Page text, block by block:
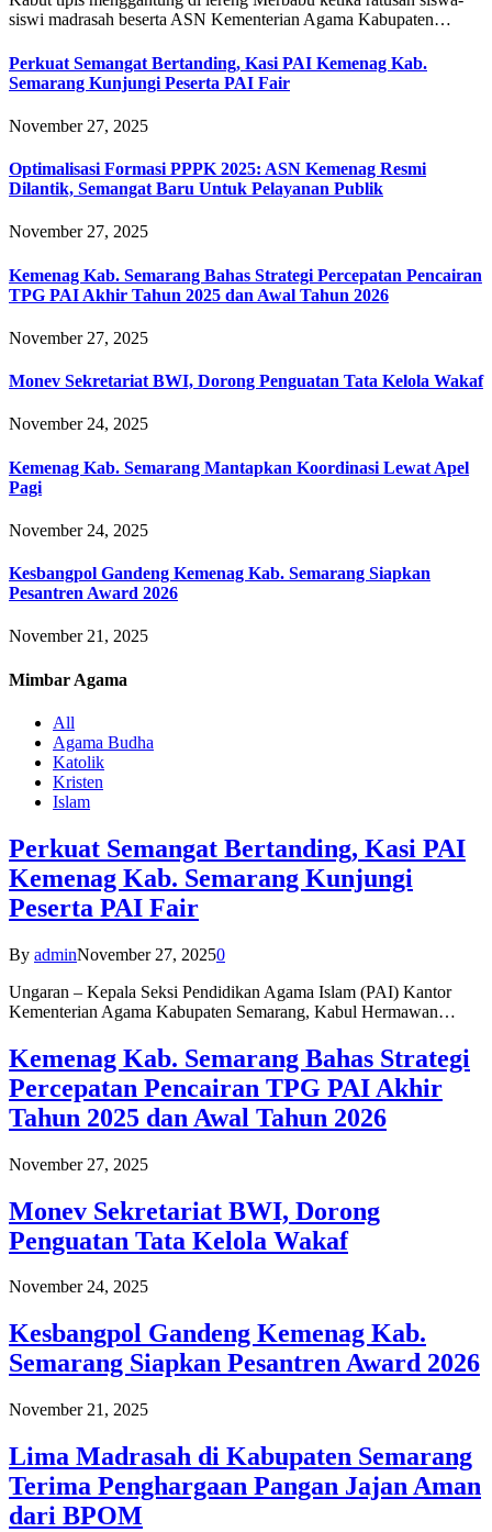
siswi madrasah beserta ASN Kementerian Agama Kabupaten…
Perkuat Semangat Bertanding, Kasi PAI Kemenag Kab.
Semarang Kunjungi Peserta PAI Fair
November 27, 2025
Optimalisasi Formasi PPPK 2025: ASN Kemenag Resmi
Dilantik, Semangat Baru Untuk Pelayanan Publik
November 27, 2025
Kemenag Kab. Semarang Bahas Strategi Percepatan Pencairan
TPG PAI Akhir Tahun 2025 dan Awal Tahun 2026
November 27, 2025
Monev Sekretariat BWI, Dorong Penguatan Tata Kelola Wakaf
November 24, 2025
Kemenag Kab. Semarang Mantapkan Koordinasi Lewat Apel
Pagi
November 24, 2025
Kesbangpol Gandeng Kemenag Kab. Semarang Siapkan
Pesantren Award 2026
November 21, 2025
Mimbar Agama
All
Agama Budha
Katolik
Kristen
Islam
Perkuat Semangat Bertanding, Kasi PAI
Kemenag Kab. Semarang Kunjungi
Peserta PAI Fair
By adminNovember 27, 20250
Ungaran – Kepala Seksi Pendidikan Agama Islam (PAI) Kantor
Kementerian Agama Kabupaten Semarang, Kabul Hermawan…
Kemenag Kab. Semarang Bahas Strategi
Percepatan Pencairan TPG PAI Akhir
Tahun 2025 dan Awal Tahun 2026
November 27, 2025
Monev Sekretariat BWI, Dorong
Penguatan Tata Kelola Wakaf
November 24, 2025
Kesbangpol Gandeng Kemenag Kab.
Semarang Siapkan Pesantren Award 2026
November 21, 2025
Lima Madrasah di Kabupaten Semarang
Terima Penghargaan Pangan Jajan Aman
dari BPOM